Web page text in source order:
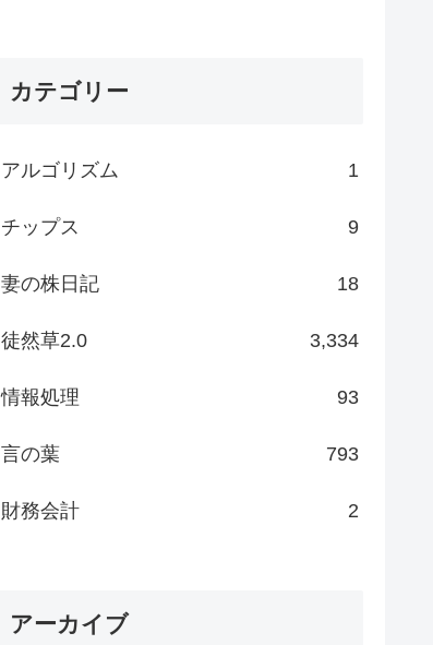
カテゴリー
アルゴリズム 1
チップス 9
妻の株日記 18
徒然草2.0 3,334
情報処理 93
言の葉 793
財務会計 2
アーカイブ